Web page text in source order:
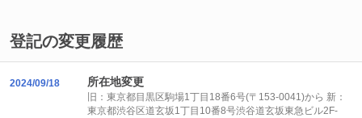
登記の変更履歴
2024/09/18 所在地変更
旧：東京都目黒区駒場1丁目18番6号(〒153-0041)から 新：
東京都渋谷区道玄坂1丁目10番8号渋谷道玄坂東急ビル2F-